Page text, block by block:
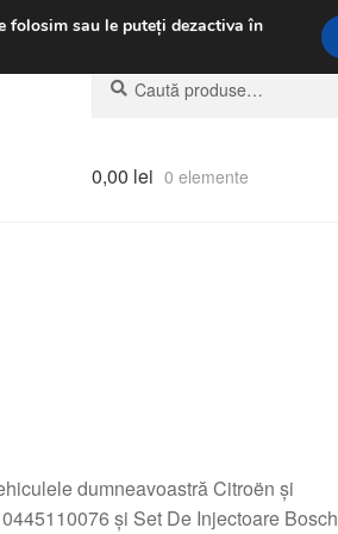
031 229 6816
Caută
după:
Caută
0,00 lei 0 elemente
dumneavoastră Citroën și
și Set De Injectoare Bosch
folosim sau le puteți dezactiva în